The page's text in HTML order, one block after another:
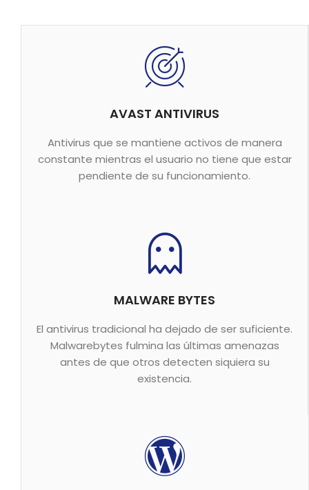
AVAST ANTIVIRUS
Antivirus que se mantiene activos de manera
constante mientras el usuario no tiene que estar
pendiente de su funcionamiento.
MALWARE BYTES
El antivirus tradicional ha dejado de ser suficiente.
Malwarebytes fulmina las últimas amenazas
antes de que otros detecten siquiera su
existencia.